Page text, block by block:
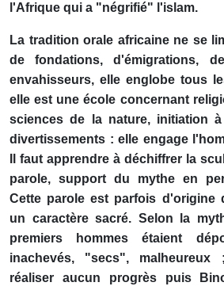
l'Afrique qui a "négrifié" l'islam.
La tradition orale africaine ne se
de fondations, d'émigrations,
envahisseurs, elle englobe tous
elle est une école concernant
sciences de la nature, initiation
divertissements : elle engage
Il faut apprendre à déchiffrer la
parole, support du mythe en
Cette parole est parfois d'origine
un caractère sacré. Selon la
premiers hommes étaient
inachevés, "secs",
réaliser aucun progrès puis